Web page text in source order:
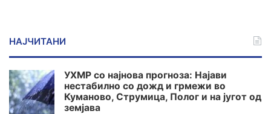
НАЈЧИТАНИ
УХМР со најнова прогноза: Најави
нестабилно со дожд и грмежи во
Куманово, Струмица, Полог и на југот од
земјава